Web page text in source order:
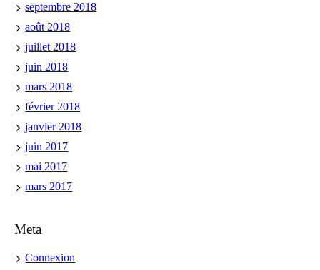
septembre 2018
août 2018
juillet 2018
juin 2018
mars 2018
février 2018
janvier 2018
juin 2017
mai 2017
mars 2017
Meta
Connexion